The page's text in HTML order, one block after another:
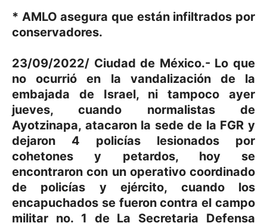
* AMLO asegura que están infiltrados por
conservadores.
23/09/2022/ Ciudad de México.- Lo que
no ocurrió en la vandalización de la
embajada de Israel, ni tampoco ayer
jueves, cuando normalistas de
Ayotzinapa, atacaron la sede de la FGR y
dejaron 4 policías lesionados por
cohetones y petardos, hoy se
encontraron con un operativo coordinado
de policías y ejército, cuando los
encapuchados se fueron contra el campo
militar no. 1 de La Secretaria Defensa